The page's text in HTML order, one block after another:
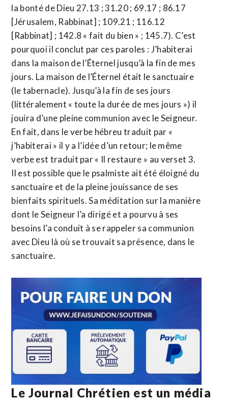
la bonté de Dieu 27.13 ; 31.20 ; 69.17 ; 86.17
[Jérusalem, Rabbinat] ; 109.21 ; 116.12
[Rabbinat] ; 142.8 « fait du bien » ; 145.7). C’est
pourquoi il conclut par ces paroles : J’habiterai
dans la maison de l’Éternel jusqu’à la fin de mes
jours. La maison de l’Éternel était le sanctuaire
(le tabernacle). Jusqu’à la fin de ses jours
(littéralement « toute la durée de mes jours ») il
jouira d’une pleine communion avec le Seigneur.
En fait, dans le verbe hébreu traduit par «
j’habiterai » il y a l’idée d’un retour; le même
verbe est traduit par « Il restaure » au verset 3.
Il est possible que le psalmiste ait été éloigné du
sanctuaire et de la pleine jouissance de ses
bienfaits spirituels. Sa méditation sur la manière
dont le Seigneur l’a dirigé et a pourvu à ses
besoins l’a conduit à se rappeler sa communion
avec Dieu là où se trouvait sa présence, dans le
sanctuaire.
Le Journal Chrétien est un média